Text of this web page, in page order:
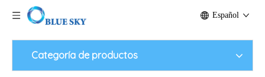
Español
Categoría de productos